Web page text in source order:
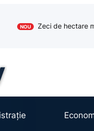
NOU Zeci de hectare